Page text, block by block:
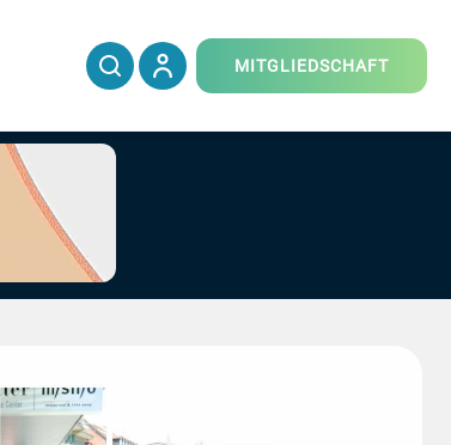
MITGLIEDSCHAFT